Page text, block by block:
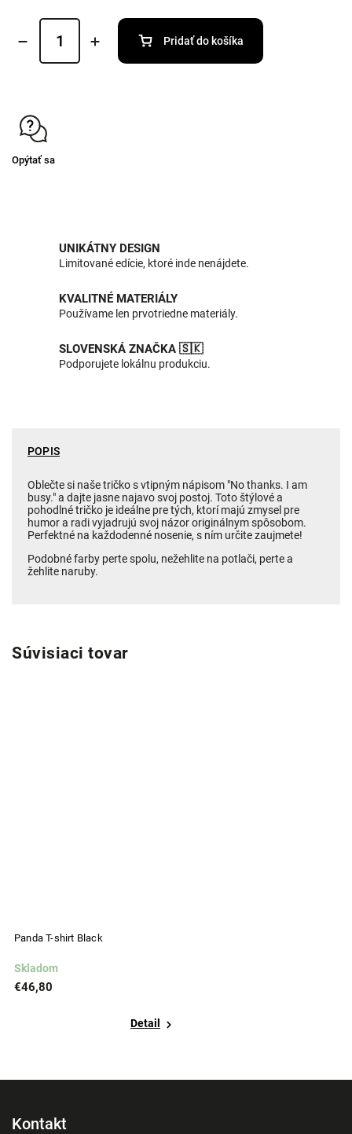
Pridať do košíka
Opýtať sa
UNIKÁTNY DESIGN
Limitované edície, ktoré inde nenájdete.
KVALITNÉ MATERIÁLY
Používame len prvotriedne materiály.
SLOVENSKÁ ZNAČKA 🇸🇰
Podporujete lokálnu produkciu.
POPIS
Oblečte si naše tričko s vtipným nápisom "No thanks. I am
busy." a dajte jasne najavo svoj postoj. Toto štýlové a
pohodlné tričko je ideálne pre tých, ktorí majú zmysel pre
humor a radi vyjadrujú svoj názor originálnym spôsobom.
Perfektné na každodenné nosenie, s ním určite zaujmete!
Podobné farby perte spolu, nežehlite na potlači, perte a
žehlite naruby.
Súvisiaci tovar
Panda T-shirt Black
Skladom
€46,80
Detail
Kontakt